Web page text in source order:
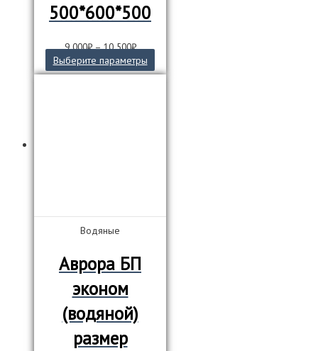
500*600*500
9 000₽–10 500₽
Выберите параметры
товар
Водяные
Аврора БП
эконом
(водяной)
размер